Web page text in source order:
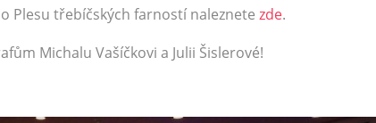
Plesu třebíčských farností naleznete zde.
Michalu Vašíčkovi a Julii Šislerové!